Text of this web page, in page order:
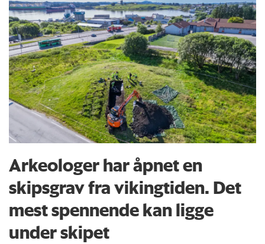
Arkeologer har åpnet en
skipsgrav fra vikingtiden. Det
mest spennende kan ligge
under skipet